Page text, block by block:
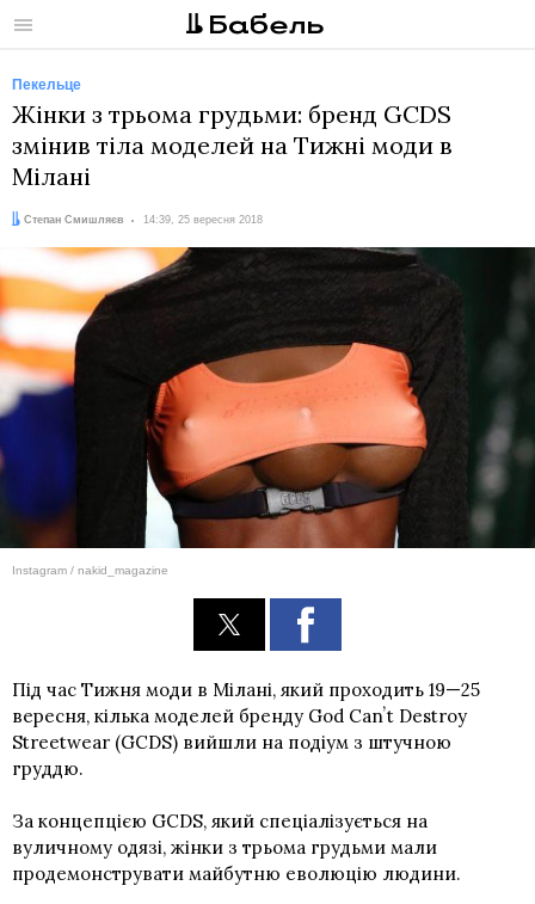
Меню
Пекельце
Жінки з трьома грудьми: бренд GCDS
змінив тіла моделей на Тижні моди в
Мілані
Автор:
Степан Смишляєв
Дата: 14:39, 25 вересня 2018
Instagram / nakid_magazine
Під час Тижня моди в Мілані, який проходить 19—25
вересня, кілька моделей бренду God Canʼt Destroy
Streetwear (GCDS) вийшли на подіум з штучною
груддю.
За концепцією GCDS, який спеціалізується на
вуличному одязі, жінки з трьома грудьми мали
продемонструвати майбутню еволюцію людини.